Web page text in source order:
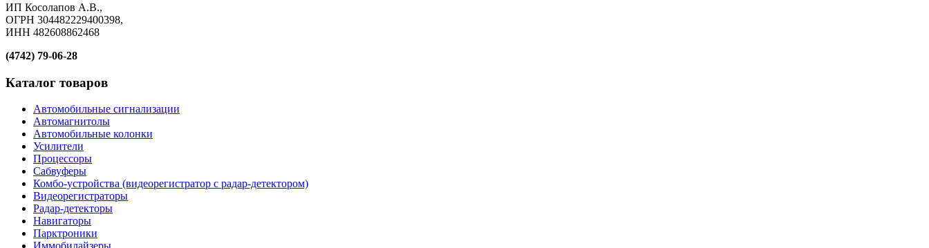
ИП Косолапов А.В.,
ОГРН 304482229400398,
ИНН 482608862468
(4742) 79-06-28
Каталог товаров
Автомобильные сигнализации
Автомагнитолы
Автомобильные колонки
Усилители
Процессоры
Сабвуферы
Комбо-устройства (видеорегистратор с радар-детектором)
Видеорегистраторы
Радар-детекторы
Навигаторы
Парктроники